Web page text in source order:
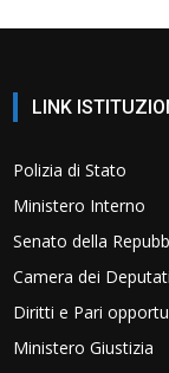
LINK
Polizia di Stato
Ministero Interno
Senato della
Camera dei Deputati
Diritti e Pari
Ministero Giustizia